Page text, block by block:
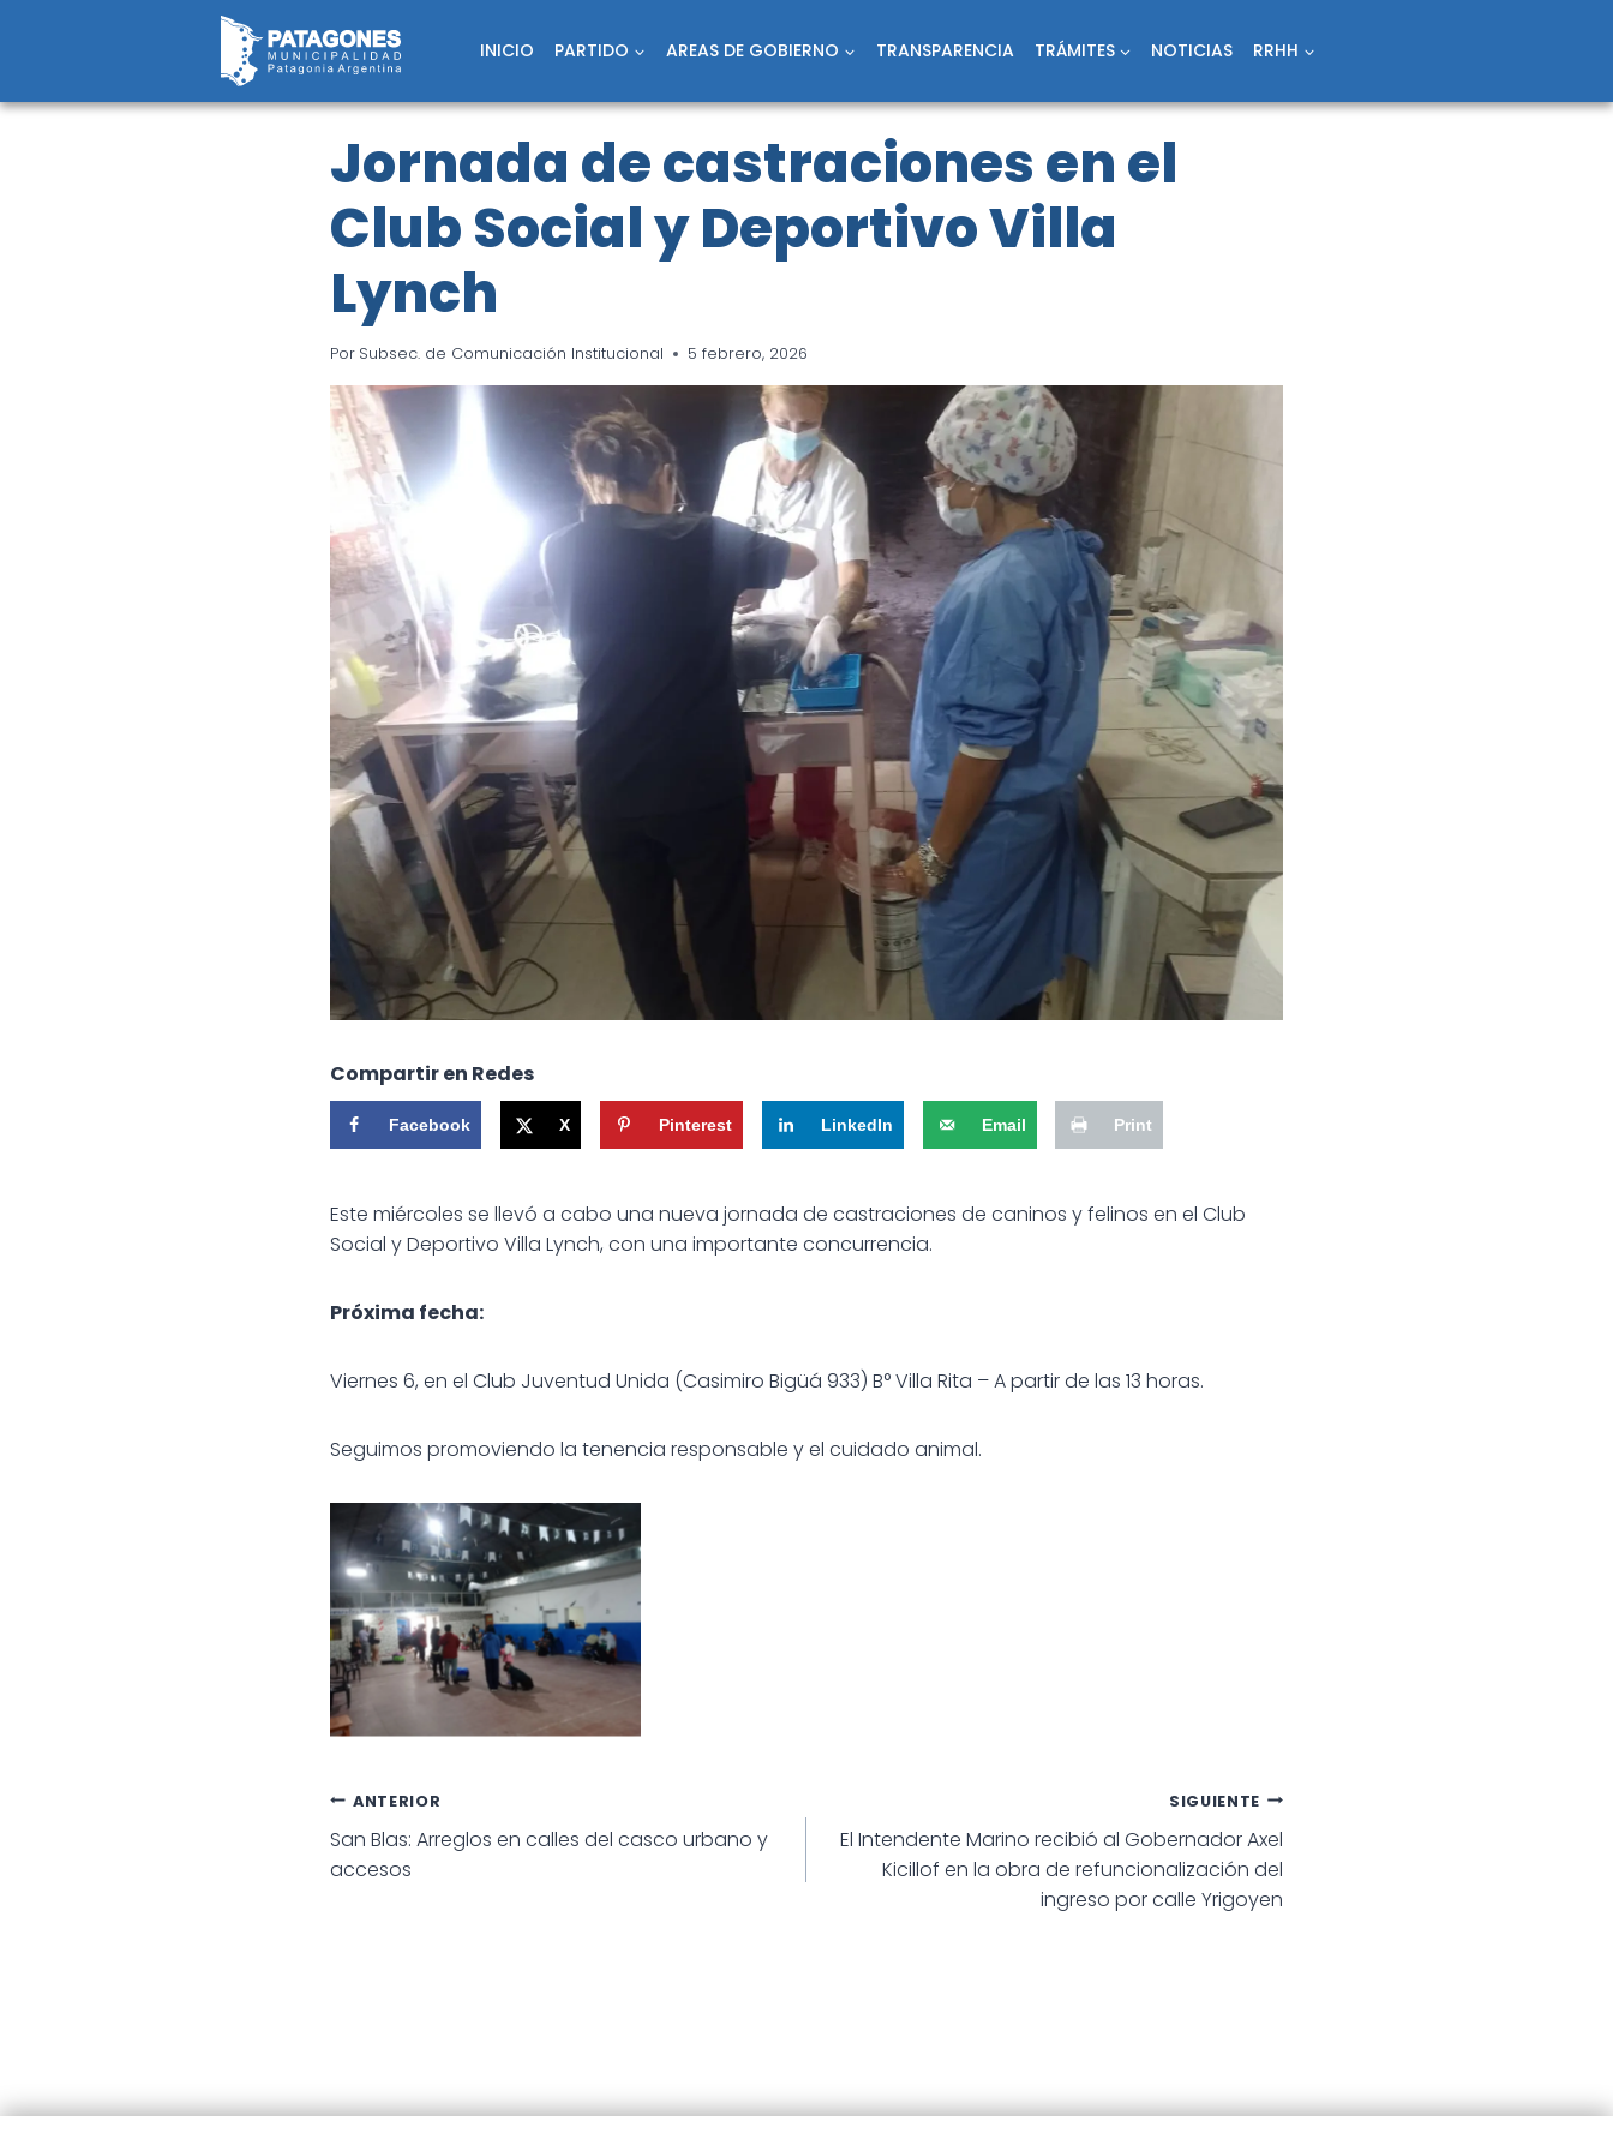
INICIO PARTIDO AREAS DE GOBIERNO TRANSPARENCIA TRÁMITES NOTICIAS RRHH
Jornada de castraciones en el
Club Social y Deportivo Villa
Lynch
Por Subsec. de Comunicación Institucional 5 febrero, 2026
Compartir en Redes
Facebook X Pinterest LinkedIn Email Print
Este miércoles se llevó a cabo una nueva jornada de castraciones de caninos y felinos en el Club
Social y Deportivo Villa Lynch, con una importante concurrencia.
Próxima fecha:
Viernes 6, en el Club Juventud Unida (Casimiro Bigüá 933) B° Villa Rita – A partir de las 13 horas.
Seguimos promoviendo la tenencia responsable y el cuidado animal.
Navegación
de
ANTERIOR
San Blas: Arreglos en calles del casco urbano y
accesos
SIGUIENTE
El Intendente Marino recibió al Gobernador Axel
Kicillof en la obra de refuncionalización del
ingreso por calle Yrigoyen